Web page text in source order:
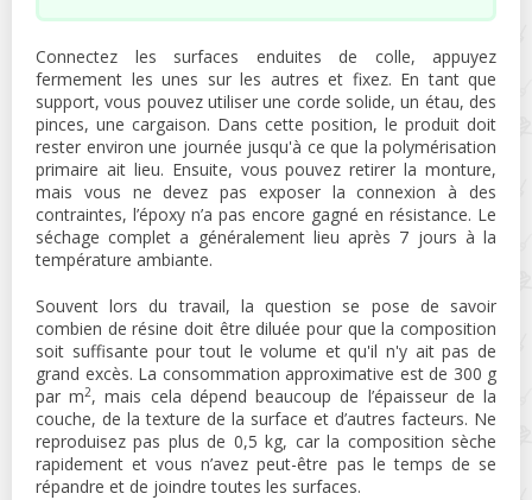
Connectez les surfaces enduites de colle, appuyez
fermement les unes sur les autres et fixez. En tant que
support, vous pouvez utiliser une corde solide, un étau, des
pinces, une cargaison. Dans cette position, le produit doit
rester environ une journée jusqu'à ce que la polymérisation
primaire ait lieu. Ensuite, vous pouvez retirer la monture,
mais vous ne devez pas exposer la connexion à des
contraintes, l’époxy n’a pas encore gagné en résistance. Le
séchage complet a généralement lieu après 7 jours à la
température ambiante.
Souvent lors du travail, la question se pose de savoir
combien de résine doit être diluée pour que la composition
soit suffisante pour tout le volume et qu'il n'y ait pas de
grand excès. La consommation approximative est de 300 g
par m2, mais cela dépend beaucoup de l’épaisseur de la
couche, de la texture de la surface et d’autres facteurs. Ne
reproduisez pas plus de 0,5 kg, car la composition sèche
rapidement et vous n’avez peut-être pas le temps de se
répandre et de joindre toutes les surfaces.